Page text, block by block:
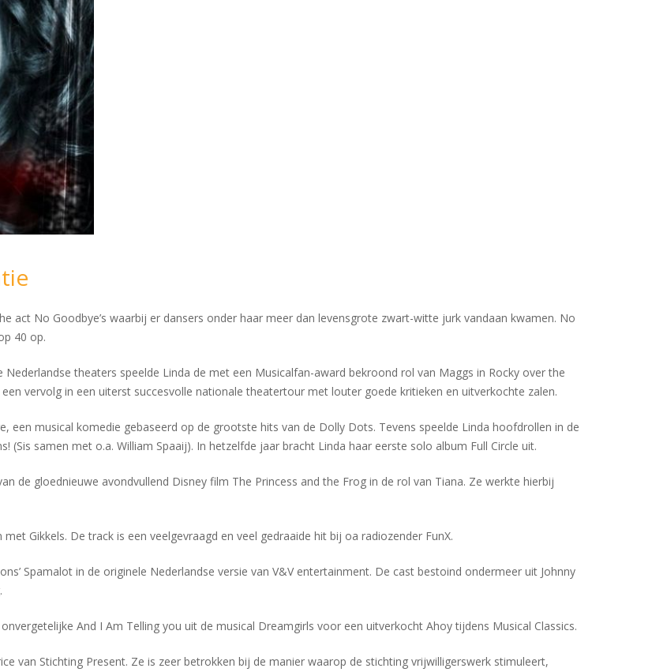
act No Goodbye’s waarbij er dansers onder haar meer dan levensgrote zwart-witte jurk vandaan kwamen. No
40 op.
theaters speelde Linda de met een Musicalfan-award bekroond rol van Maggs in Rocky over the
vervolg in een uiterst succesvolle nationale theatertour met louter goede kritieken en uitverkochte zalen.
een musical komedie gebaseerd op de grootste hits van de Dolly Dots. Tevens speelde Linda hoofdrollen in de
(Sis samen met o.a. William Spaaij). In hetzelfde jaar bracht Linda haar eerste solo album Full Circle uit.
de gloednieuwe avondvullend Disney film The Princess and the Frog in de rol van Tiana. Ze werkte hierbij
Gikkels. De track is een veelgevraagd en veel gedraaide hit bij oa radiozender FunX.
Spamalot in de originele Nederlandse versie van V&V entertainment. De cast bestoind ondermeer uit Johnny
And I Am Telling you uit de musical Dreamgirls voor een uitverkocht Ahoy tijdens Musical Classics.
van Stichting Present. Ze is zeer betrokken bij de manier waarop de stichting vrijwilligerswerk stimuleert,